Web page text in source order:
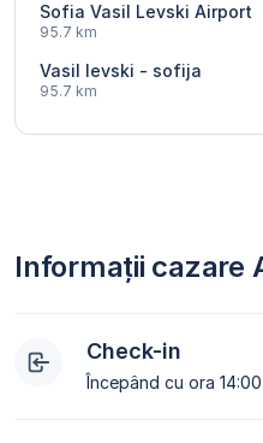
Sofia Vasil Levski Airport
95.7 km
Vasil levski - sofija
95.7 km
Informații cazare
Check-in
Începând cu ora 14:00